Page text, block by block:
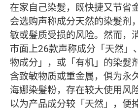
在家自己染髮，既快捷又节省
会选购声称成分天然的染髮剂
敏或髮质受损的风险。然而，
市面上26款声称成分「天然」
物成分」，或「有机」的染髮
含致敏物质或重金属，俱为永
海娜染髮粉，存在较大使用风
以为产品成分较「天然」，便